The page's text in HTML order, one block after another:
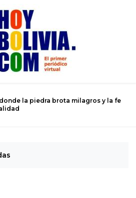
la piedra brota milagros y la fe